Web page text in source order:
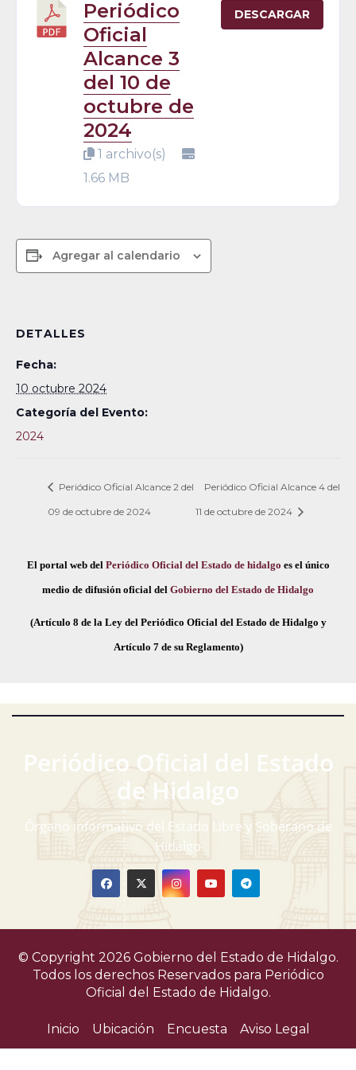
Periódico
Oficial
Alcance 3
del 10 de
octubre de
2024
1 archivo(s)
1.66 MB
DESCARGAR
Agregar al calendario
DETALLES
Fecha:
10 octubre 2024
Categoría del Evento:
2024
Periódico Oficial Alcance 2 del
09 de octubre de 2024
Periódico Oficial Alcance 4 del
11 de octubre de 2024
El portal web del Periódico Oficial del Estado de hidalgo es el único
medio de difusión oficial del Gobierno del Estado de Hidalgo
(Artículo 8 de la Ley del Periódico Oficial del Estado de Hidalgo y
Artículo 7 de su Reglamento)
Periódico Oficial del Estado
de Hidalgo
Órgano informativo del Estado Libre y Soberano de
Hidalgo
© Copyright 2026 Gobierno del Estado de Hidalgo.
Todos los derechos Reservados para Periódico
Oficial del Estado de Hidalgo.
Inicio Ubicación Encuesta Aviso Legal